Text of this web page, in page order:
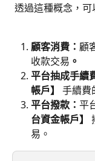
透過這種概念，可
顧客消費： 顧
收款交易 。
平台抽成手續
帳戶】
手續費
平台撥款： 平
台資金帳戶】
易。